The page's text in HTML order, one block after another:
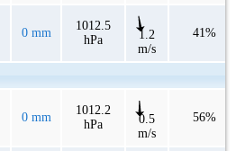
0 mm
1012.5
hPa
1.2
m/s
41%
0 mm
1012.2
hPa
0.5
m/s
56%